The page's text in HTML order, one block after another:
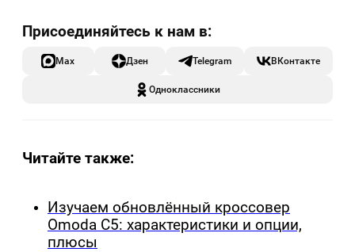
Max Дзен Telegram ВКонтакте
Одноклассники
Читайте также:
Изучаем обновлённый кроссовер
Omoda C5: характеристики и опции,
плюсы